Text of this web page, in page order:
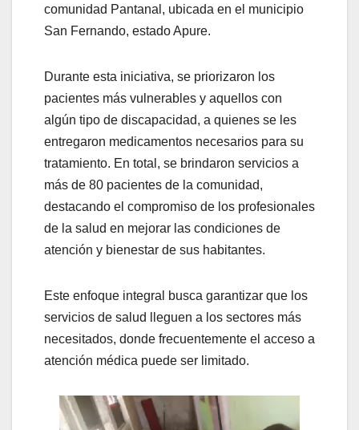
comunidad Pantanal, ubicada en el municipio
San Fernando, estado Apure.
Durante esta iniciativa, se priorizaron los
pacientes más vulnerables y aquellos con
algún tipo de discapacidad, a quienes se les
entregaron medicamentos necesarios para su
tratamiento. En total, se brindaron servicios a
más de 80 pacientes de la comunidad,
destacando el compromiso de los profesionales
de la salud en mejorar las condiciones de
atención y bienestar de sus habitantes.
Este enfoque integral busca garantizar que los
servicios de salud lleguen a los sectores más
necesitados, donde frecuentemente el acceso a
atención médica puede ser limitado.